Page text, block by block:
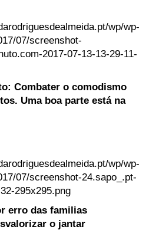
Combater o comodismo
Uma boa parte está na
erro das familias
o jantar